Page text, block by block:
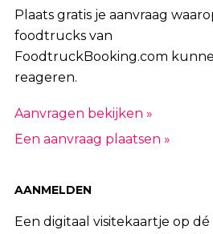
Plaats gratis je aanvraag
foodtrucks van
FoodtruckBooking.com
reageren.
Aanvragen bekijken »
Een aanvraag plaatsen »
AANMELDEN
Een digitaal visitekaartje op dé